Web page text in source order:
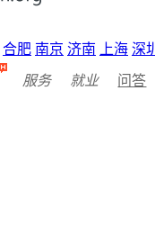
合肥 南京 济南 上海 深圳
服务 就业 问答